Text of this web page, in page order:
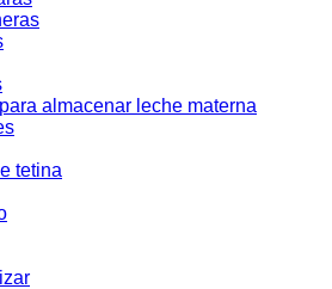
almacenar leche materna
tetina